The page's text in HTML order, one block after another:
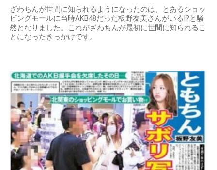
ざわちんが世間に知られるようになったのは、とあるショッ
ピングモールに当時AKB48だった板野友美さんがいる!?と騒
然となりました。これがざわちんが最初に世間に知られるこ
とになったきっかけです。